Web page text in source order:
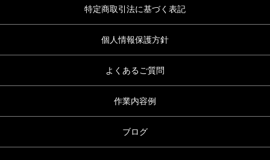
特定商取引法に基づく表記
個人情報保護方針
よくあるご質問
作業内容例
ブログ